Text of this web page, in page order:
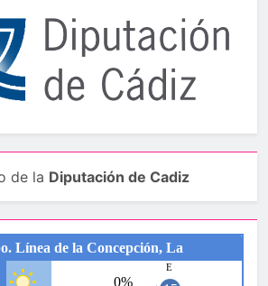
de la Diputación de Cadiz